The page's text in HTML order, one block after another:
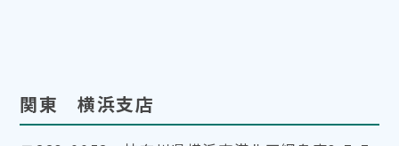
関東 横浜支店